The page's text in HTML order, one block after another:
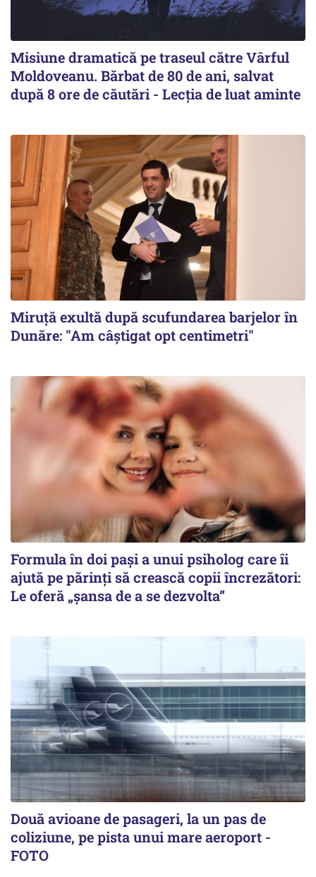
Misiune dramatică pe traseul către Vârful
Moldoveanu. Bărbat de 80 de ani, salvat
după 8 ore de căutări - Lecția de luat aminte
Miruță exultă după scufundarea barjelor în
Dunăre: "Am câștigat opt centimetri"
Formula în doi pași a unui psiholog care îi
ajută pe părinți să crească copii încrezători:
Le oferă „șansa de a se dezvolta”
Două avioane de pasageri, la un pas de
coliziune, pe pista unui mare aeroport -
FOTO